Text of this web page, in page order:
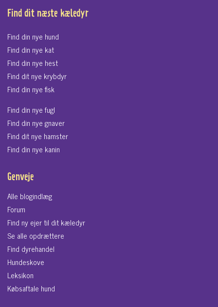
Find dit næste kæledyr
Find din nye hund
Find din nye kat
Find din nye hest
Find dit nye krybdyr
Find din nye fisk
Find din nye fugl
Find din nye gnaver
Find dit nye hamster
Find din nye kanin
Genveje
Alle blogindlæg
Forum
Find ny ejer til dit kæledyr
Se alle opdrættere
Find dyrehandel
Hundeskove
Leksikon
Købsaftale hund